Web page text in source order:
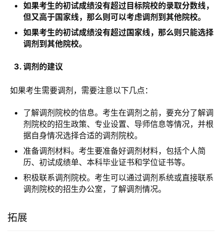
如果考生的初试成绩没有超过目标院校的录取分数线，
但又高于国家线，那么则可以考虑调剂到其他院校。
如果考生的初试成绩没有超过国家线，那么则只能选择
调剂到其他院校。
  3. 调剂的建议
如果考生需要调剂，需要注意以下几点：
了解调剂院校的信息。考生在调剂之前，要充分了解调
剂院校的招生政策、专业设置、导师信息等情况，并根
据自身情况选择合适的调剂院校。
准备调剂材料。考生要准备好调剂材料，包括个人简
历、初试成绩单、本科毕业证书和学位证书等。
积极联系调剂院校。考生可以通过调剂系统或直接联系
调剂院校的招生办公室，了解调剂情况。
拓展